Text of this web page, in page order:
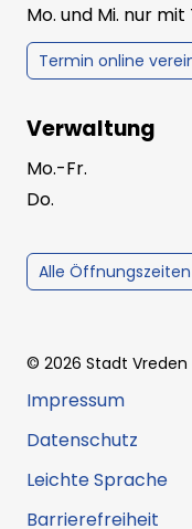
Mo. und Mi. nur
Termin online
Verwaltung
Mo.-Fr.
Do.
Alle
© 2026 Stadt Vreden
Impressum
Datenschutz
Leichte Sprache
Barrierefreiheit